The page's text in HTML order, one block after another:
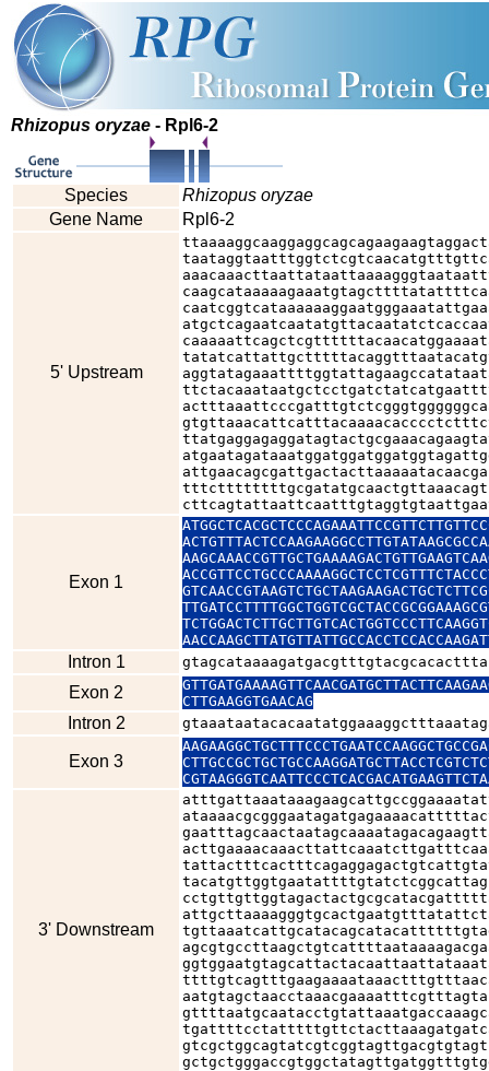
Rhizopus oryzae - Rpl6-2
Species
Rhizopus oryzae
Gene Name
Rpl6-2
5' Upstream
Exon 1
Intron 1
Exon 2
CTTGAAGGTGAACAG
Intron 2
Exon 3
3' Downstream